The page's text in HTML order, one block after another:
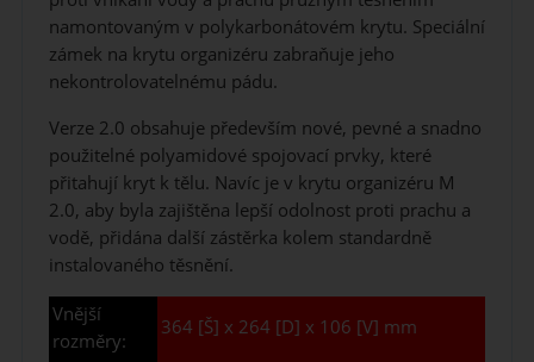
namontovaným v polykarbonátovém krytu. Speciální
zámek na krytu organizéru zabraňuje jeho
nekontrolovatelnému pádu.
Verze 2.0 obsahuje především nové, pevné a snadno
použitelné polyamidové spojovací prvky, které
přitahují kryt k tělu. Navíc je v krytu organizéru M
2.0, aby byla zajištěna lepší odolnost proti prachu a
vodě, přidána další zástěrka kolem standardně
instalovaného těsnění.
Vnější
rozměry:
364 [Š] x 264 [D] x 106 [V] mm